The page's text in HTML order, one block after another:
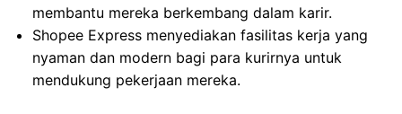
membantu mereka berkembang dalam karir.
Shopee Express menyediakan fasilitas kerja yang
nyaman dan modern bagi para kurirnya untuk
mendukung pekerjaan mereka.